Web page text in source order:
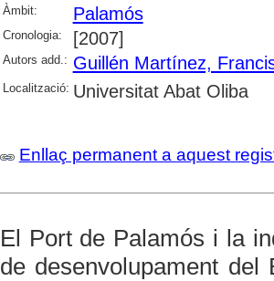
Àmbit: Palamós
Cronologia: [2007]
Autors add.: Guillén Martínez,
Localització: Universitat Abat Oliba
Enllaç permanent a aquest
El Port de Palamós i la
de desenvolupament del